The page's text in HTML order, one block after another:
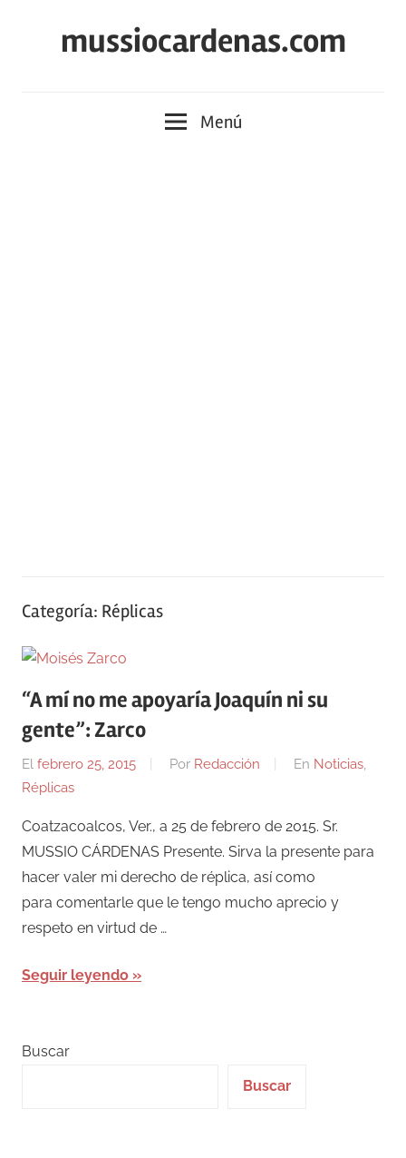
mussiocardenas.com
Menú
Categoría: Réplicas
“A mí no me apoyaría Joaquín ni su
gente”: Zarco
El febrero 25, 2015 Por Redacción En Noticias,
Réplicas
Coatzacoalcos, Ver., a 25 de febrero de 2015. Sr.
MUSSIO CÁRDENAS Presente. Sirva la presente para
hacer valer mi derecho de réplica, así como
para comentarle que le tengo mucho aprecio y
respeto en virtud de …
Seguir leyendo
Buscar
Buscar